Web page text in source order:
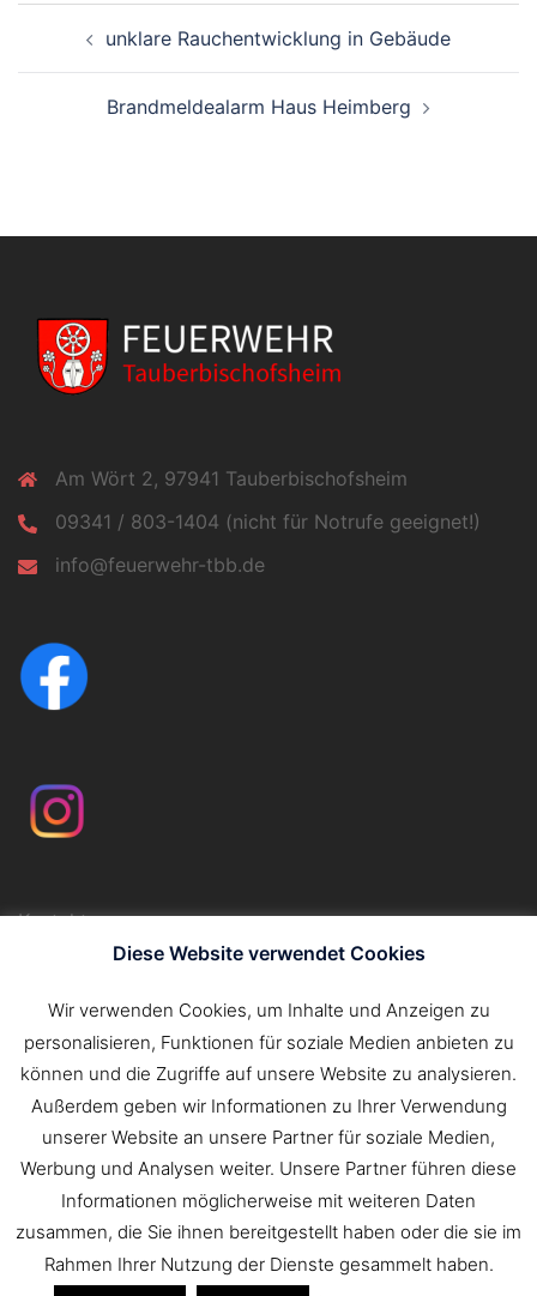
unklare Rauchentwicklung in Gebäude
Brandmeldealarm Haus Heimberg
Am Wört 2, 97941 Tauberbischofsheim
09341 / 803-1404 (nicht für Notrufe geeignet!)
info@feuerwehr-tbb.de
Kontakt
Impressum
Suchen
nach:
Diese Website verwendet Cookies
Wir verwenden Cookies, um Inhalte und Anzeigen zu
personalisieren, Funktionen für soziale Medien anbieten zu
können und die Zugriffe auf unsere Website zu analysieren.
Außerdem geben wir Informationen zu Ihrer Verwendung
unserer Website an unsere Partner für soziale Medien,
Werbung und Analysen weiter. Unsere Partner führen diese
Informationen möglicherweise mit weiteren Daten
zusammen, die Sie ihnen bereitgestellt haben oder die sie im
Rahmen Ihrer Nutzung der Dienste gesammelt haben.